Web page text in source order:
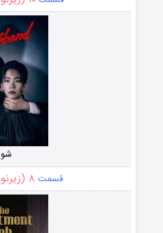
قسمت ۸ (زیرنویس)